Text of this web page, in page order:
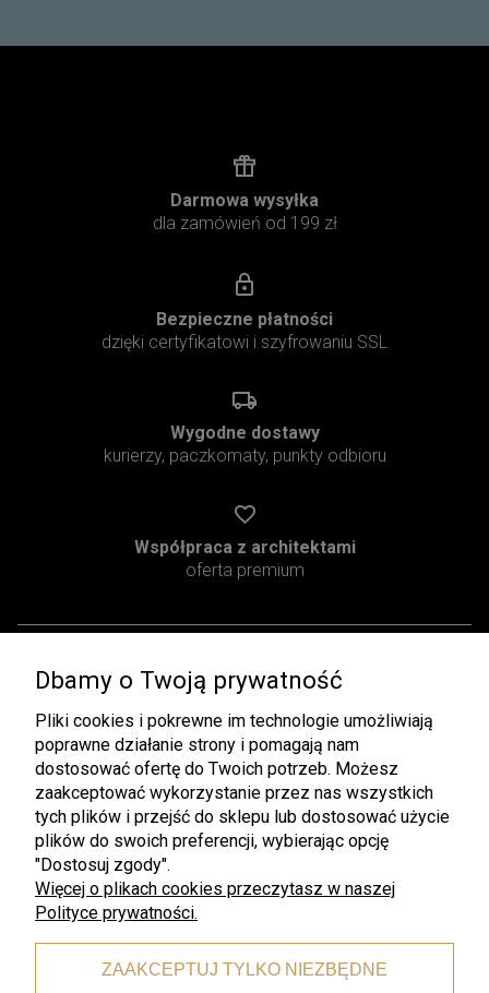
Darmowa wysyłka
dla zamówień od 199 zł
Bezpieczne płatności
dzięki certyfikatowi i szyfrowaniu SSL
Wygodne dostawy
kurierzy, paczkomaty, punkty odbioru
Współpraca z architektami
oferta premium
Regulamin
Zwroty i Reklamacje
Pliki do pobrania
Twoje zamówienia
Ustawienia konta
Przechowalnia
Płatności i dostawa
Czas i koszty dostawy
Formy płatności
Informacje
Rabaty
Dbamy o Twoją prywatność
Pliki cookies i pokrewne im technologie umożliwiają
poprawne działanie strony i pomagają nam
dostosować ofertę do Twoich potrzeb. Możesz
zaakceptować wykorzystanie przez nas wszystkich
tych plików i przejść do sklepu lub dostosować użycie
plików do swoich preferencji, wybierając opcję
"Dostosuj zgody".
Więcej o plikach cookies przeczytasz w naszej
Polityce prywatności.
ZAAKCEPTUJ TYLKO NIEZBĘDNE